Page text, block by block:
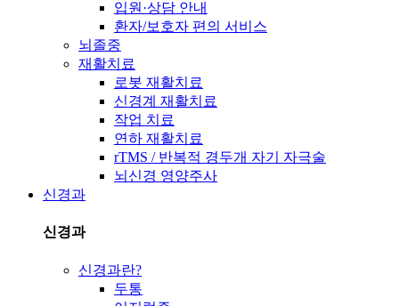
입원·상담 안내
환자/보호자 편의 서비스
뇌졸중
재활치료
로봇 재활치료
신경계 재활치료
작업 치료
연하 재활치료
rTMS / 반복적 경두개 자기 자극술
뇌신경 영양주사
신경과
신경과
신경과란?
두통